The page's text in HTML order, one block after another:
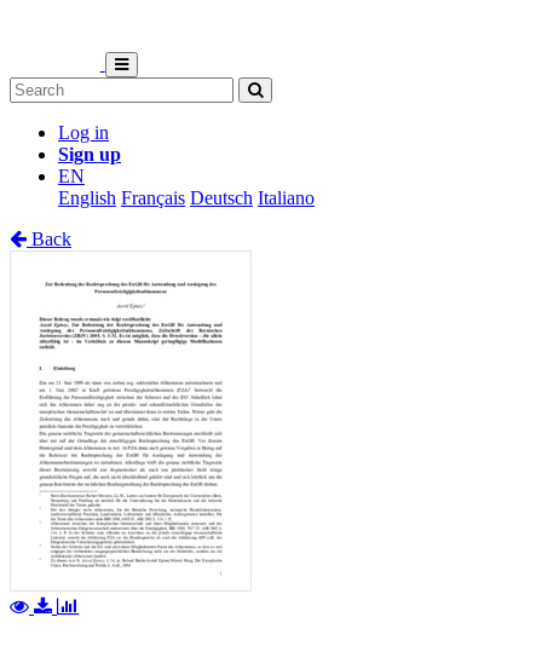
Log in
Sign up
EN
English Français Deutsch Italiano
Back